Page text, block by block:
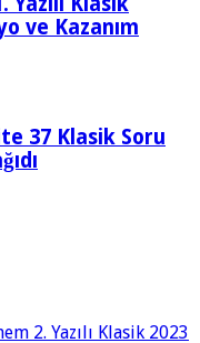
ve Kazanım
37 Klasik Soru